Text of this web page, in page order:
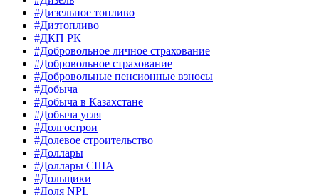
#Дизельное топливо
#Дизтопливо
#ДКП РК
#Добровольное личное страхование
#Добровольное страхование
#Добровольные пенсионные взносы
#Добыча
#Добыча в Казахстане
#Добыча угля
#Долгострои
#Долевое строительство
#Доллары
#Доллары США
#Дольщики
#Доля NPL